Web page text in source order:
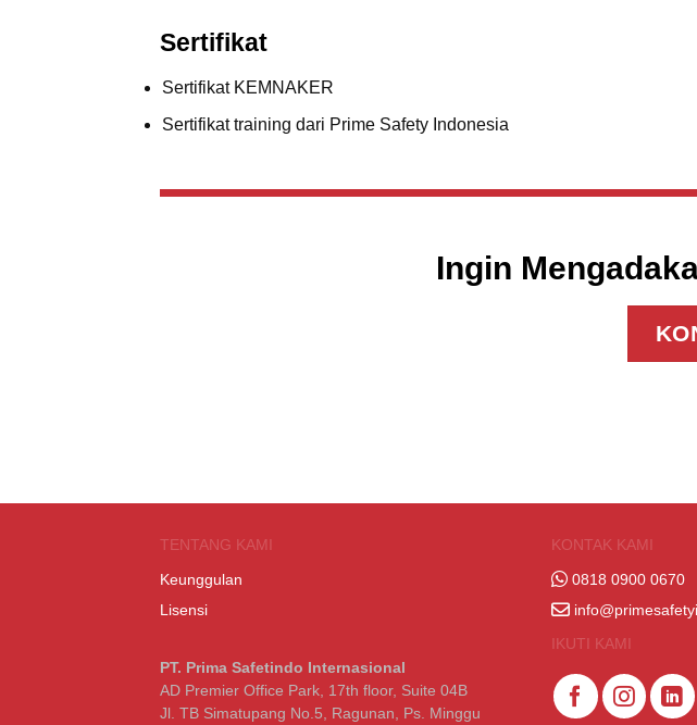
Sertifikat
Sertifikat KEMNAKER
Sertifikat training dari Prime Safety Indonesia
Ingin
TENTANG KAMI
Keunggulan
Lisensi
PT. Prima Safetindo Internasional
AD Premier Office Park, 17th floor, Suite 04B
Jl. TB Simatupang No.5, Ragunan, Ps. Minggu
KONTAK KAMI
0818 0900 0670
IKUTI KAMI